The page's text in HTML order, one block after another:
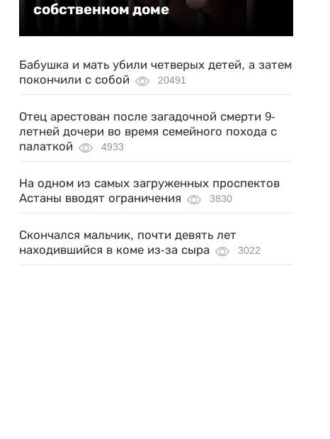
собственном доме
Бабушка и мать убили четверых детей, а затем
покончили с собой
20491
Отец арестован после загадочной смерти 9-
летней дочери во время семейного похода с
палаткой
4933
На одном из самых загруженных проспектов
Астаны вводят ограничения
3830
Скончался мальчик, почти девять лет
находившийся в коме из-за сыра
3022